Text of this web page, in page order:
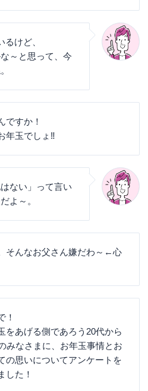
けど、
～と思って、今
ですか！
年玉でしょ‼
ない」って言い
よ～。
そんなお父さん嫌だわ～←心
！
をあげる側であろう20代から
みなさまに、お年玉事情とお
の思いについてアンケートを
した！